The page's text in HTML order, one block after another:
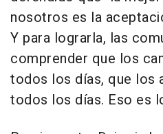
nosotros es la
Y para lograrla, las
comprender que los
todos los días, que los
todos los días. Eso es